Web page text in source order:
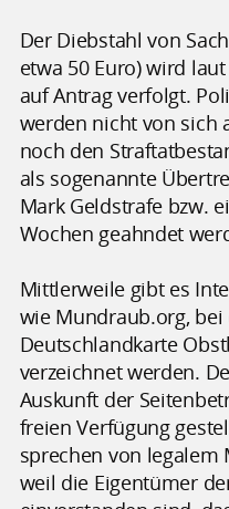
Der Diebstahl von
etwa 50 Euro) wird
auf Antrag verfolgt.
werden nicht von sich
noch den
als sogenannte
Mark Geldstrafe bzw.
Wochen geahndet
Mittlerweile gibt es
wie Mundraub.org,
Deutschlandkarte
verzeichnet werden.
Auskunft der
freien Verfügung
sprechen von legalem
weil die Eigentümer